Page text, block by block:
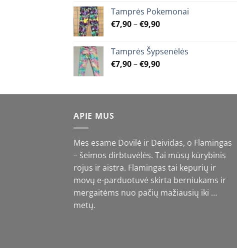
through
€9,90
Tamprės Pokemonai
€7,90–€9,90Price
through
€9,90
Tamprės Šypsenėlės
€7,90–€9,90Price
through
APIE MUS
Mes esame Dovilė ir Deividas, o Flamingas
– šeimos dirbtuvėlės. Tai mūsų kūrybinis
rojus ir aistra. Flamingas tai kepurių ir
movų e-parduotuvė skirta berniukams ir
mergaitėms nuo pačių mažiausių iki …
metų.